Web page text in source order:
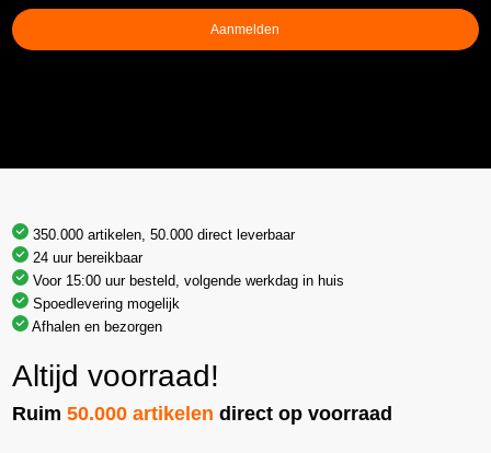
Aanmelden
350.000 artikelen, 50.000 direct leverbaar
24 uur bereikbaar
Voor 15:00 uur besteld, volgende werkdag in huis
Spoedlevering mogelijk
Afhalen en bezorgen
Altijd voorraad!
Ruim50.000 artikelen direct op voorraad